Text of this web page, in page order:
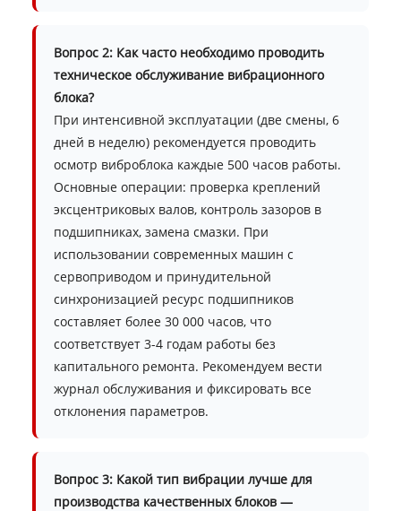
Вопрос 2: Как часто необходимо проводить
техническое обслуживание вибрационного
блока?
При интенсивной эксплуатации (две смены, 6
дней в неделю) рекомендуется проводить
осмотр виброблока каждые 500 часов работы.
Основные операции: проверка креплений
эксцентриковых валов, контроль зазоров в
подшипниках, замена смазки. При
использовании современных машин с
сервоприводом и принудительной
синхронизацией ресурс подшипников
составляет более 30 000 часов, что
соответствует 3-4 годам работы без
капитального ремонта. Рекомендуем вести
журнал обслуживания и фиксировать все
отклонения параметров.
Вопрос 3: Какой тип вибрации лучше для
производства качественных блоков —